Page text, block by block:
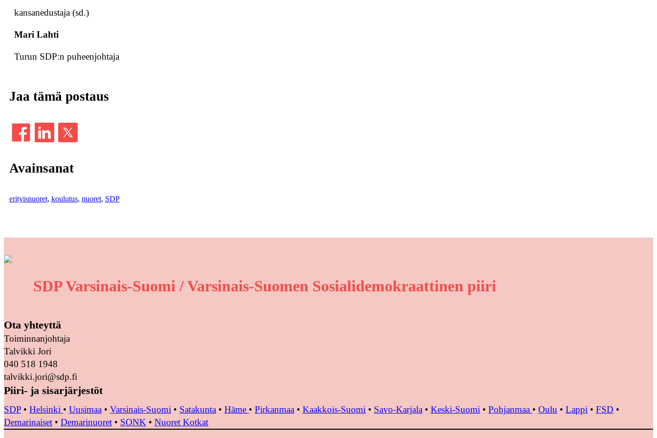
kansanedustaja (sd.)
Mari Lahti
Turun SDP:n puheenjohtaja
Jaa tämä postaus
Avainsanat
erityisnuoret, koulutus, nuoret, SDP
SDP Varsinais-Suomi / Varsinais-Suomen Sosialidemokraattinen piiri
Ota yhteyttä
Toiminnanjohtaja
Talvikki Jori
040 518 1948
talvikki.jori@sdp.fi
Piiri- ja sisarjärjestöt
SDP • Helsinki • Uusimaa • Varsinais-Suomi • Satakunta • Häme • Pirkanmaa • Kaakkois-Suomi • Savo-Karjala • Keski-Suomi • Pohjanmaa • Oulu • Lappi • FSD •
Demarinaiset • Demarinuoret • SONK • Nuoret Kotkat